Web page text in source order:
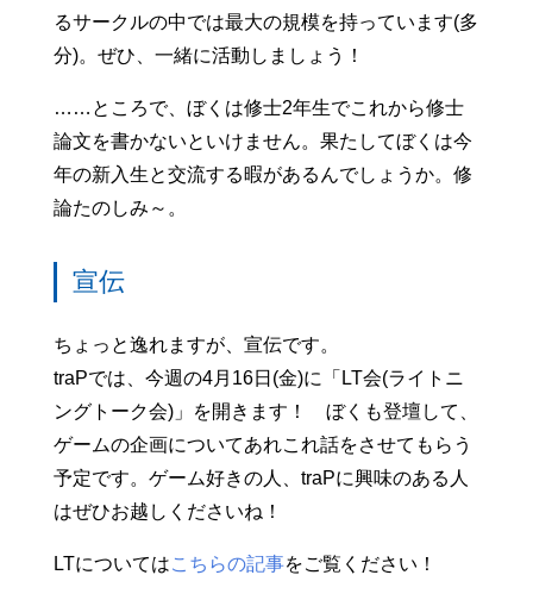
るサークルの中では最大の規模を持っています(多
分)。ぜひ、一緒に活動しましょう！
……ところで、ぼくは修士2年生でこれから修士
論文を書かないといけません。果たしてぼくは今
年の新入生と交流する暇があるんでしょうか。修
論たのしみ～。
宣伝
ちょっと逸れますが、宣伝です。
traPでは、今週の4月16日(金)に「LT会(ライトニ
ングトーク会)」を開きます！ ぼくも登壇して、
ゲームの企画についてあれこれ話をさせてもらう
予定です。ゲーム好きの人、traPに興味のある人
はぜひお越しくださいね！
LTについてはこちらの記事をご覧ください！